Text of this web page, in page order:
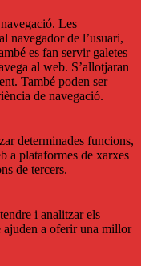
Les
navegador de l’usuari,
es fan servir galetes
al web. S’allotjaran
També poden ser
de navegació.
determinades funcions,
a plataformes de xarxes
de tercers.
i analitzar els
a oferir una millor